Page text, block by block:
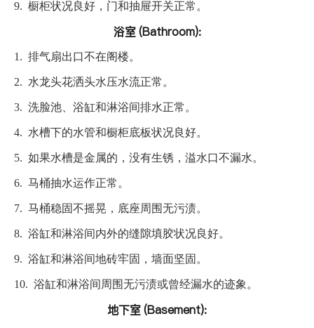
9. 橱柜状况良好，门和抽屉开关正常。
浴室 (Bathroom):
1. 排气扇出口不在阁楼。
2. 水龙头花洒头水压水流正常。
3. 洗脸池、浴缸和淋浴间排水正常。
4. 水槽下的水管和橱柜底板状况良好。
5. 如果水槽是金属的，没有生锈，溢水口不漏水。
6. 马桶抽水运作正常。
7. 马桶稳固不摇晃，底座周围无污渍。
8. 浴缸和淋浴间内外的缝隙填胶状况良好。
9. 浴缸和淋浴间地砖牢固，墙面坚固。
10. 浴缸和淋浴间周围无污渍或曾经漏水的迹象。
地下室 (Basement):